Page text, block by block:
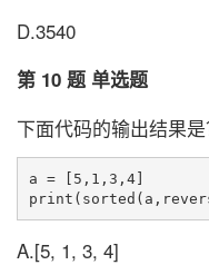
D.3540
第 10 题 单选题
下面代码的输出结果是
a = [5,1,3,4]
A.[5, 1, 3, 4]